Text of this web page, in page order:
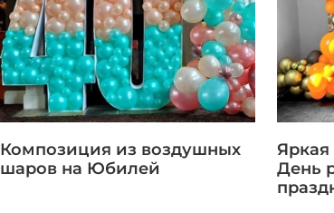
Композиция из воздушных
шаров на Юбилей
День